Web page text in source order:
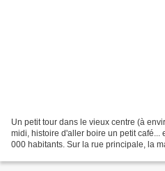
Un petit tour dans le vieux centre (à
midi, histoire d'aller boire un petit café...
000 habitants. Sur la rue principale, la